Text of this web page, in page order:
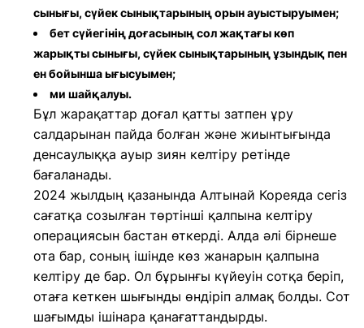
сынығы, сүйек сынықтарының орын ауыстыруымен;
бет сүйегінің доғасының сол жақтағы көп
жарықты сынығы, сүйек сынықтарының ұзындық пен
ен бойынша ығысуымен;
ми шайқалуы.
Бұл жарақаттар доғал қатты затпен ұру
салдарынан пайда болған және жиынтығында
денсаулыққа ауыр зиян келтіру ретінде
бағаланады.
2024 жылдың қазанында Алтынай Кореяда сегіз
сағатқа созылған төртінші қалпына келтіру
операциясын бастан өткерді. Алда әлі бірнеше
ота бар, соның ішінде көз жанарын қалпына
келтіру де бар. Ол бұрынғы күйеуін сотқа беріп,
отаға кеткен шығынды өндіріп алмақ болды. Сот
шағымды ішінара қанағаттандырды.